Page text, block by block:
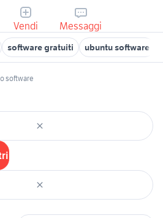
Vendi Messaggi
software gratuiti ubuntu software
software